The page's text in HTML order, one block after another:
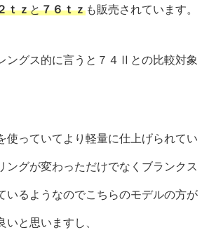
ｔｚと７６ｔｚも販売されています。
ングス的に言うと７４Ⅱとの比較対象
使っていてより軽量に仕上げられてい
ングが変わっただけでなくブランクス
いるようなのでこちらのモデルの方が
いと思いますし、